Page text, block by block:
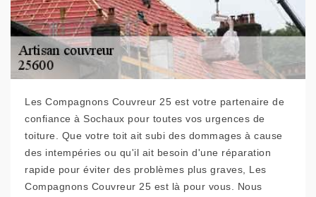
Les Compagnons Couvreur 25 est votre partenaire de
confiance à Sochaux pour toutes vos urgences de
toiture. Que votre toit ait subi des dommages à cause
des intempéries ou qu'il ait besoin d'une réparation
rapide pour éviter des problèmes plus graves, Les
Compagnons Couvreur 25 est là pour vous. Nous